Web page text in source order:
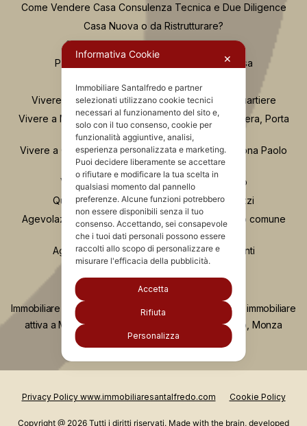
Come Vendere Casa Consulenza Tecnica e Due Diligence
Casa Nuova o da Ristrutturare?
Se compro casa e fallisce il costruttore
Passaggi Fondamentali per Acquistare Casa
Vivere in zona Buenos Aires Milano: guida al quartiere
Vivere a Moscova Milano: guida al quartiere tra Brera, Porta
Nuova e Parco Sempione
Vivere a Chinatown Milano: guida completa alla zona Paolo
Sarpi
Vivere a Porta Romana e Ticinese Milano
Quartiere Greco Milano: vita, servizi e prezzi
Agevolazione “Prima Casa”: comprare nel proprio comune
anche se si possiede già casa
Agevolazione “prima casa” e unità collabenti
Immobiliare Santalfredo è da più di vent'anni agenzia immobiliare
attiva a Milano, Monza, Concorezzo, Como, Lecco, Monza
Brianza e Liguria.
Privacy Policy www.immobiliaresantalfredo.com Cookie Policy
Copyright @ 2026 Tutti i diritti riservati. Made with the brain, developed
Informativa Cookie ✕
Immobiliare Santalfredo e partner
selezionati utilizzano cookie tecnici
necessari al funzionamento del sito e,
solo con il tuo consenso, cookie per
funzionalità aggiuntive, analisi,
esperienza personalizzata e marketing.
Puoi decidere liberamente se accettare
o rifiutare e modificare la tua scelta in
qualsiasi momento dal pannello
preferenze. Alcune funzioni potrebbero
non essere disponibili senza il tuo
consenso. Accettando, sei consapevole
che i tuoi dati personali possono essere
raccolti allo scopo di personalizzare e
misurare l'efficacia della pubblicità.
Accetta
Rifiuta
Personalizza